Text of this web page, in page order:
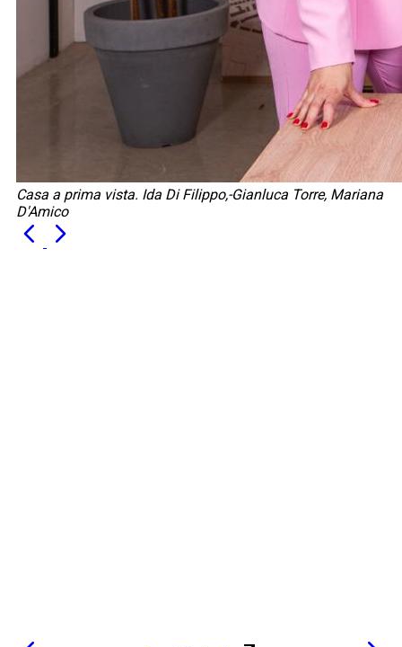
Casa a prima vista. Ida Di Filippo,-Gianluca Torre, Mariana
D'Amico